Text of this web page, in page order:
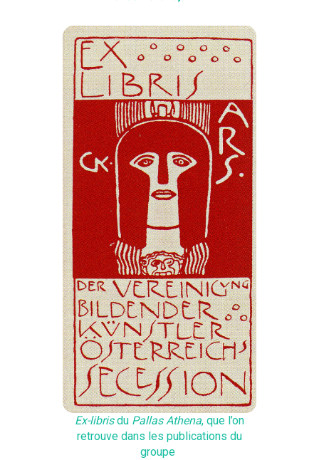
Ex-librisdu Pallas Athena, que l’on
retrouve dans les publications du
groupe